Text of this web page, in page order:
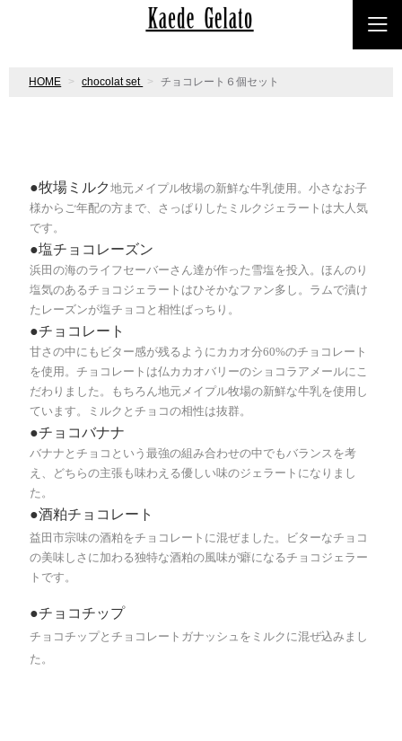
HOME chocolat set チョコレート６個セット
●牧場ミルク地元メイプル牧場の新鮮な牛乳使用。小さなお子
様からご年配の方まで、さっぱりしたミルクジェラートは大人気
です。
●塩チョコレーズン
浜田の海のライフセーバーさん達が作った雪塩を投入。ほんのり
塩気のあるチョコジェラートはひそかなファン多し。ラムで漬け
たレーズンが塩チョコと相性ばっちり。
●チョコレート
甘さの中にもビター感が残るようにカカオ分60%のチョコレート
を使用。チョコレートは仏カカオバリーのショコラアメールにこ
だわりました。
もちろん地元メイプル牧場の新鮮な牛乳を使用し
ています。ミルクとチョコの相性は抜群。
●チョコバナナ
バナナとチョコという最強の組み合わせの中でもバランスを考
え、どちらの主張も味わえる優しい味のジェラートになりまし
た。
●酒粕チョコレート
益田市宗味の酒粕をチョコレートに混ぜました。ビターなチョコ
の美味しさに加わる独特な酒粕の風味が癖になるチョコジェラー
トです。
●チョコチップ
チョコチップとチョコレートガナッシュをミルクに混ぜ込みまし
た。